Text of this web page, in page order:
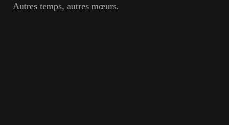
Autres temps, autres mœurs.